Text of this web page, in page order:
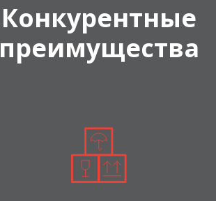
Конкурентные
преимущества